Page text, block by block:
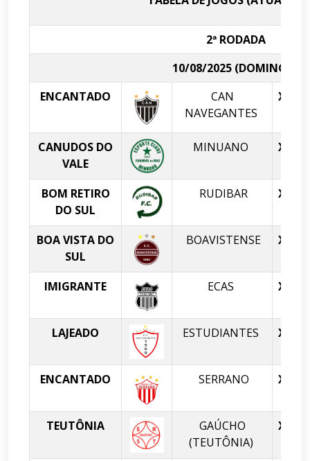
2ª RODADA
10/08/2025 (DOMINGO)
ENCANTADO
CAN
NAVEGANTES
X
CANUDOS DO
VALE
MINUANO X
BOM RETIRO
DO SUL
RUDIBAR X
BOA VISTA DO
SUL
BOAVISTENSE X
IMIGRANTE ECAS X
LAJEADO ESTUDIANTES X
ENCANTADO SERRANO X
TEUTÔNIA
GAÚCHO
(TEUTÔNIA)
X